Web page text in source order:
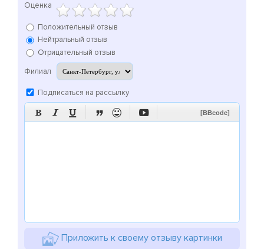
Оценка
Положительный отзыв
Нейтральный отзыв
Отрицательный отзыв
Филиал
Подписаться на рассылку
      [BBcode]
Приложить к своему отзыву картинки